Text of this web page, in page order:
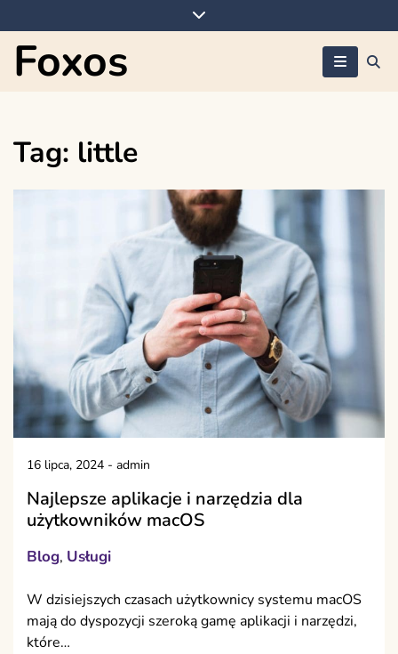
to
content
Foxos
Tag: little
16 lipca, 2024 - admin
Najlepsze aplikacje i narzędzia dla
użytkowników macOS
Blog, Usługi
W dzisiejszych czasach użytkownicy systemu macOS
mają do dyspozycji szeroką gamę aplikacji i narzędzi,
które…